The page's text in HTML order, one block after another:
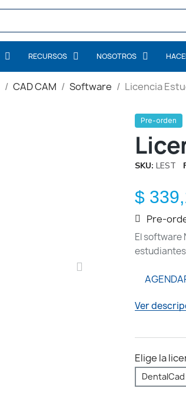
RECURSOS NOSOTROS
CAD CAM Software Licencia
Pre-orden
SKU LEST
$
Pre-
El software
Ver
Elige la
DentalCad